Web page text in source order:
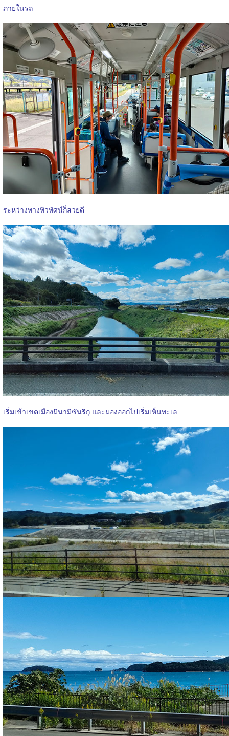
ภายในรถ
ระหว่างทางทิวทัศน์ก็สวยดี
เริ่มเข้าเขตเมืองมินามิซันริกุ และมองออกไปเริ่มเห็นทะเล